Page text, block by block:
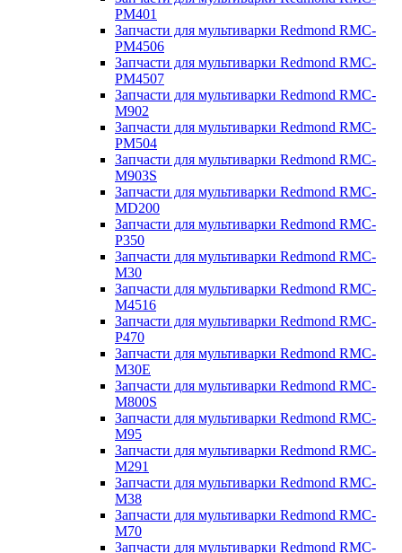
PM401
Запчасти для мультиварки Redmond RMC-
PM4506
Запчасти для мультиварки Redmond RMC-
PM4507
Запчасти для мультиварки Redmond RMC-
M902
Запчасти для мультиварки Redmond RMC-
PM504
Запчасти для мультиварки Redmond RMC-
M903S
Запчасти для мультиварки Redmond RMC-
MD200
Запчасти для мультиварки Redmond RMC-
P350
Запчасти для мультиварки Redmond RMC-
M30
Запчасти для мультиварки Redmond RMC-
M4516
Запчасти для мультиварки Redmond RMC-
P470
Запчасти для мультиварки Redmond RMC-
M30E
Запчасти для мультиварки Redmond RMC-
M800S
Запчасти для мультиварки Redmond RMC-
M95
Запчасти для мультиварки Redmond RMC-
M291
Запчасти для мультиварки Redmond RMC-
M38
Запчасти для мультиварки Redmond RMC-
M70
Запчасти для мультиварки Redmond RMC-